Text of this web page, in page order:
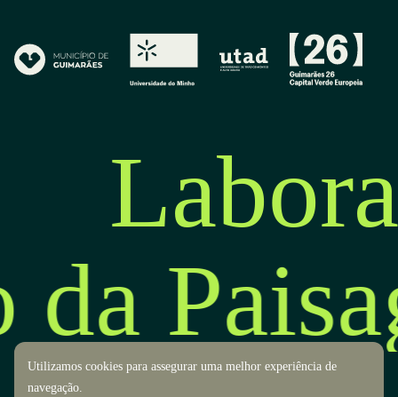
Utilizamos cookies para assegurar uma melhor experiência de
navegação.